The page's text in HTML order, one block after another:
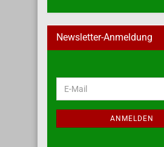
Newsletter-Anmeldung
ZUR
E-
Mail
ANMELDEN